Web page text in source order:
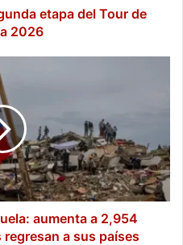
etapa del Tour de
2026
aumenta a 2,954
a sus países